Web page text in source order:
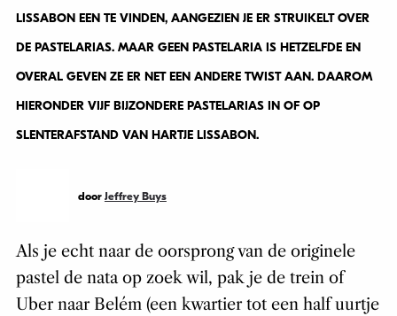
LISSABON EEN TE VINDEN, AANGEZIEN JE ER STRUIKELT OVER
DE PASTELARIAS. MAAR GEEN PASTELARIA IS HETZELFDE EN
OVERAL GEVEN ZE ER NET EEN ANDERE TWIST AAN. DAAROM
HIERONDER VIJF BIJZONDERE PASTELARIAS IN OF OP
SLENTERAFSTAND VAN HARTJE LISSABON.
door Jeffrey Buys
Als je echt naar de oorsprong van de originele
pastel de nata op zoek wil, pak je de trein of
Uber naar Belém (een kwartier tot een half uurtje